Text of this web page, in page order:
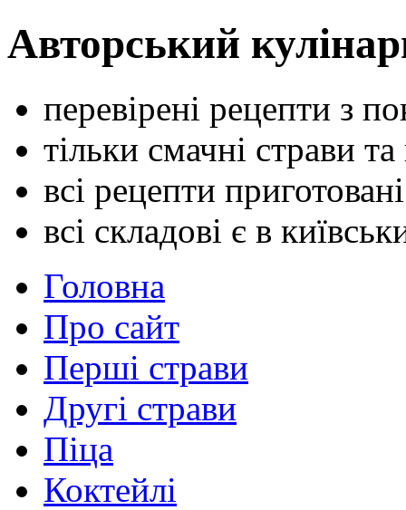
Авторський
перевірені рецепти з
тільки смачні страви та
всі рецепти
всі складові є в
Головна
Про сайт
Перші страви
Другі страви
Піца
Коктейлі